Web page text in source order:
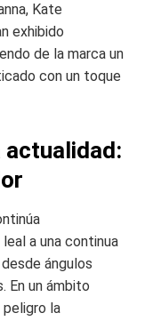
Kate
exhibido
de la marca un
con un toque
actualidad:
a una continua
ángulos
En un ámbito
peligro la